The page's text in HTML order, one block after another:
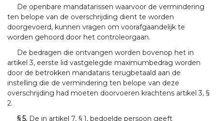
De openbare mandatarissen waarvoor de vermindering
ten belope van de overschrijding dient te worden
doorgevoerd, kunnen vragen om voorafgaandelijk te
worden gehoord door het controleorgaan.
De bedragen die ontvangen worden bovenop het in
artikel 3, eerste lid vastgelegde maximumbedrag worden
door de betrokken mandataris terugbetaald aan de
instelling die de vermindering ten belope van deze
overschrijding had moeten doorvoeren krachtens artikel 3, §
2.
§ 5. De in artikel 7, § 1, bedoelde persoon geeft